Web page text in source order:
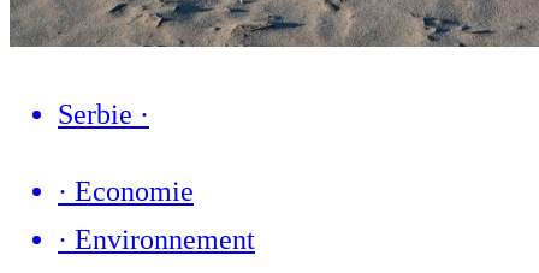
Serbie ·
· Economie
· Environnement